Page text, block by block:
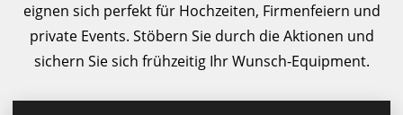
eignen sich perfekt für Hochzeiten, Firmenfeiern und
private Events. Stöbern Sie durch die Aktionen und
sichern Sie sich frühzeitig Ihr Wunsch-Equipment.